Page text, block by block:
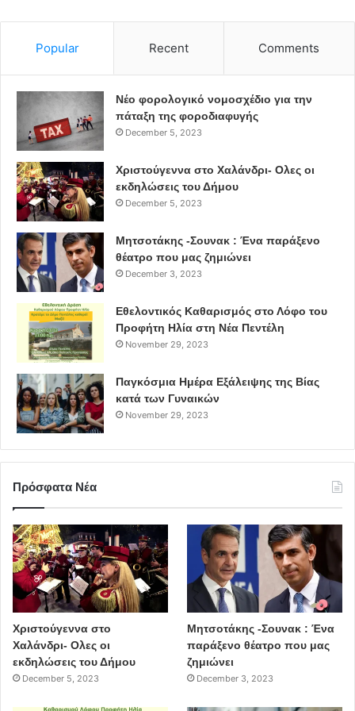
πειράγματος σε μικρή ηλικία μπορεί να μετατραπεί
εύκολα σε έναν ενήλικα που δε θα διστάσει να
κακοποιήσει ένα ζώο.
Ελένη Τσοτσορού, Playful Existence, 100x150cm, Μικτή τεχνική
σε καμβά
Ιάκωβος Κολλάρος, Είμαι Ελεύθερο – Το μάτι του δικού μου Θεού,
100x150cm, Ακρυλικά σε καμβά
Ας μην εξαντλούμε, λοιπόν, τα αποθέματα της
τρυφερότητας και της στοργής μας στον κοινωνικό μας
Popular Recent Comments
Νέο φορολογικό νομοσχέδιο για την
πάταξη της φοροδιαφυγής
December 5, 2023
Χριστούγεννα στο Χαλάνδρι- Ολες οι
εκδηλώσεις του Δήμου
December 5, 2023
Μητσοτάκης -Σουνακ : Ένα παράξενο
θέατρο που μας ζημιώνει
December 3, 2023
Εθελοντικός Καθαρισμός στο Λόφο του
Προφήτη Ηλία στη Νέα Πεντέλη
November 29, 2023
Παγκόσμια Ημέρα Εξάλειψης της Βίας
κατά των Γυναικών
November 29, 2023
Πρόσφατα Νέα
Χριστούγεννα στο
Χαλάνδρι- Ολες οι
εκδηλώσεις του Δήμου
December 5, 2023
Μητσοτάκης -Σουνακ : Ένα
παράξενο θέατρο που μας
ζημιώνει
December 3, 2023